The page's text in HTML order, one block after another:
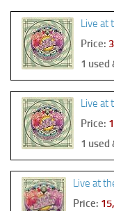
Live at
Price:
1 used
Live at
Price:
1 used
Live at
Price: